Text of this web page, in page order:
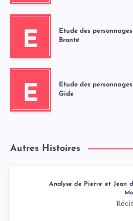
E
Etude des
Brontë
E
Etude des
Gide
Autres Histoires
Analyse de Pierre et Jean